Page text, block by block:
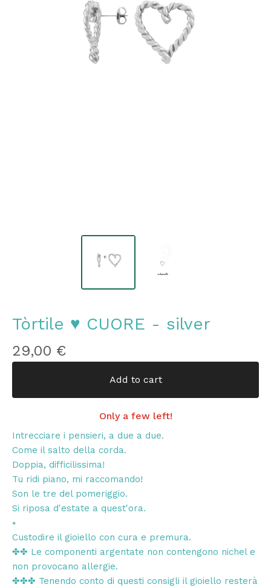
Tòrtile ♥ CUORE - silver
29,00 €
Add to cart
Only a few left!
Intrecciare i pensieri, a due a due.
Come il salto della corda.
Doppia, difficilissima!
Tu ridi piano, mi raccomando!
Son le tre del pomeriggio.
Si riposa d'estate a quest'ora.
⭑
Custodire il gioiello con cura e premura.
✤✤ Le componenti argentate non contengono nichel e
non provocano allergie.
✤✤✤ Tenendo conto di questi consigli il gioiello resterà